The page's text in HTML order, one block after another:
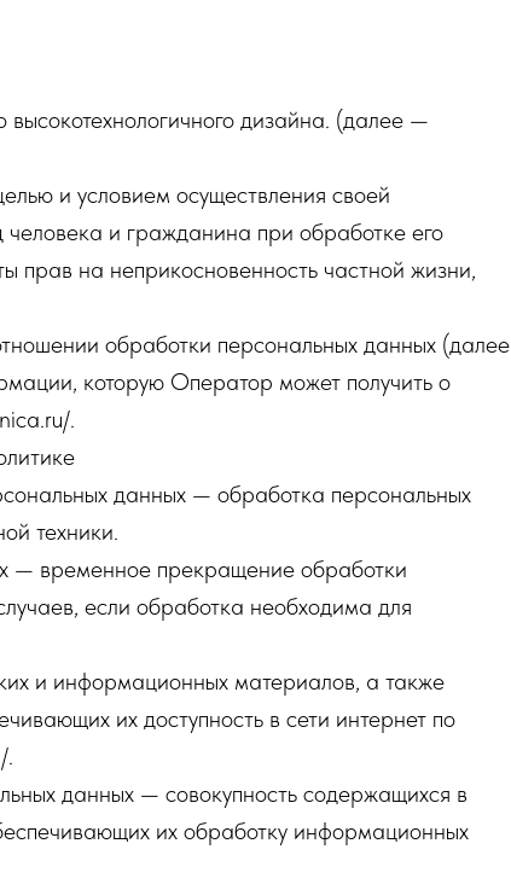
дизайна. (далее —
и условием осуществления своей
и гражданина при обработке его
прав на неприкосновенность частной жизни,
обработки персональных данных (далее
которую Оператор может получить о
.
данных — обработка персональных
техники.
— временное прекращение обработки
если обработка необходима для
и информационных материалов, а также
их доступность в сети интернет по
.
данных — совокупность содержащихся в
их обработку информационных